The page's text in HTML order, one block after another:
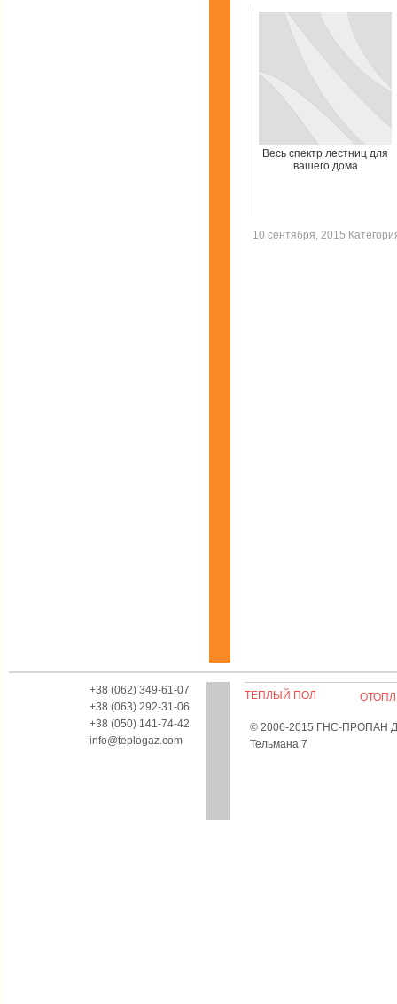
Весь спектр лестниц для
вашего дома
10 сентября, 2015
+38 (062) 349-61-07
+38 (063) 292-31-06
+38 (050) 141-74-42
info@teplogaz.com
ТЕПЛЫЙ ПОЛ
© 2006-2015 ГНС-ПРОПАН
Тельмана 7